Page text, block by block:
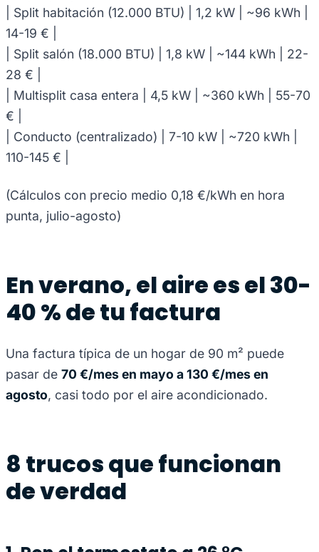
| Split habitación (12.000 BTU) | 1,2 kW | ~96 kWh |
14-19 € |
| Split salón (18.000 BTU) | 1,8 kW | ~144 kWh | 22-
28 € |
| Multisplit casa entera | 4,5 kW | ~360 kWh | 55-70
€ |
| Conducto (centralizado) | 7-10 kW | ~720 kWh |
110-145 € |
(Cálculos con precio medio 0,18 €/kWh en hora
punta, julio-agosto)
En verano, el aire es el 30-
40 % de tu factura
Una factura típica de un hogar de 90 m² puede
pasar de 70 €/mes en mayo a 130 €/mes en
agosto, casi todo por el aire acondicionado.
8 trucos que funcionan
de verdad